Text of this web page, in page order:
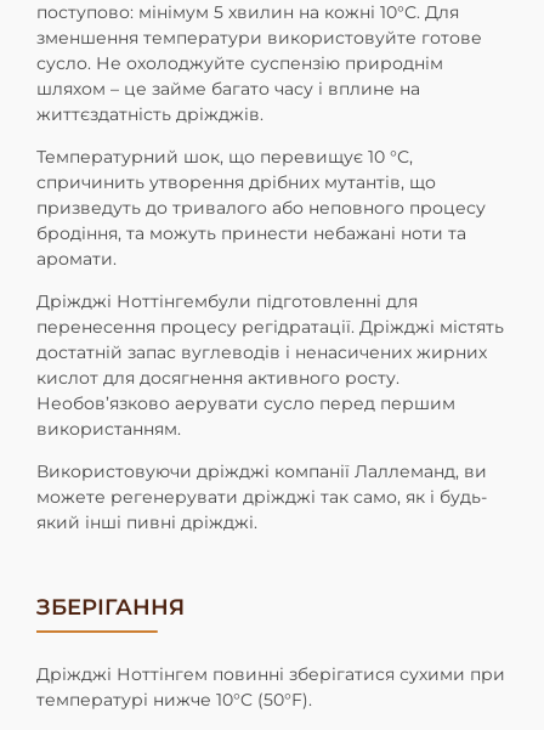
поступово: мінімум 5 хвилин на кожні 10°С. Для
зменшення температури використовуйте готове
сусло. Не охолоджуйте суспензію природнім
шляхом – це займе багато часу і вплине на
життєздатність дріжджів.
Температурний шок, що перевищує 10 °С,
спричинить утворення дрібних мутантів, що
призведуть до тривалого або неповного процесу
бродіння, та можуть принести небажані ноти та
аромати.
Дріжджі Ноттінгембули підготовленні для
перенесення процесу регідратації. Дріжджі містять
достатній запас вуглеводів і ненасичених жирних
кислот для досягнення активного росту.
Необов’язково аерувати сусло перед першим
використанням.
Використовуючи дріжджі компанії Лаллеманд, ви
можете регенерувати дріжджі так само, як і будь-
який інші пивні дріжджі.
ЗБЕРІГАННЯ
Дріжджі Ноттінгем повинні зберігатися сухими при
температурі нижче 10°C (50°F).